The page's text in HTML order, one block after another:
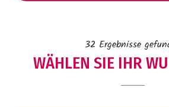
32 Ergebnisse
WÄHLEN SIE IHR